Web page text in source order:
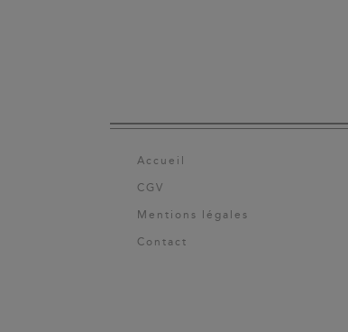
Accueil
CGV
Mentions légales
Contact